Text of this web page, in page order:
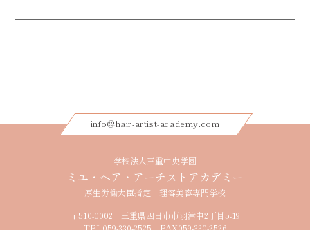
info@hair-artist-academy.com
学校法人三重中央学園
ミエ・ヘア・アーチストアカデミー
厚生労働大臣指定 理容美容専門学校
〒510-0002 三重県四日市市羽津中2丁目5-19
TEL 059-330-2525 FAX059-330-2526